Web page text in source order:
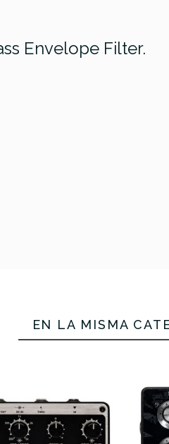
Envelope Filter.
EN LA MISMA